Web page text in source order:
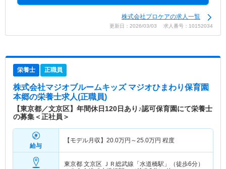
株式会社プロケアの求人一覧
更新日：2026/03/03 求人番号：10152034
栄養士 正職員
株式会社マジオブルームキッズ マジオひまわり保育園
本郷の栄養士求人(正職員)
【東京都／文京区】年間休日120日あり♪認可保育園にて栄養士
の募集＜正社員＞
給与
【モデル月収】 20.0万円～25.0万円 程度
東京都 文京区 ＪＲ総武線「水道橋駅」（徒歩6分）